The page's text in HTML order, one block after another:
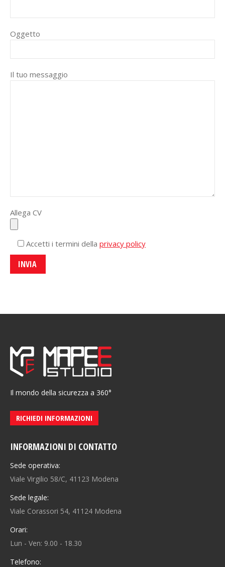
Oggetto
Il tuo messaggio
Allega CV
Accetti i termini della privacy policy
Il mondo della sicurezza a 360°
RICHIEDI INFORMAZIONI
INFORMAZIONI DI CONTATTO
Sede operativa:
Viale Virgilio 58/C, 41123 Modena
Sede legale:
Viale Corassori 54, 41124 Modena
Orari:
Lun - Ven: 9.00 - 18.30
Telefono: